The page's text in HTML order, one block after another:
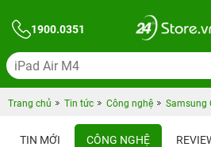
1900.0351
Trang chủ Tin tức Công nghệ Samsung
TIN MỚI CÔNG NGHỆ